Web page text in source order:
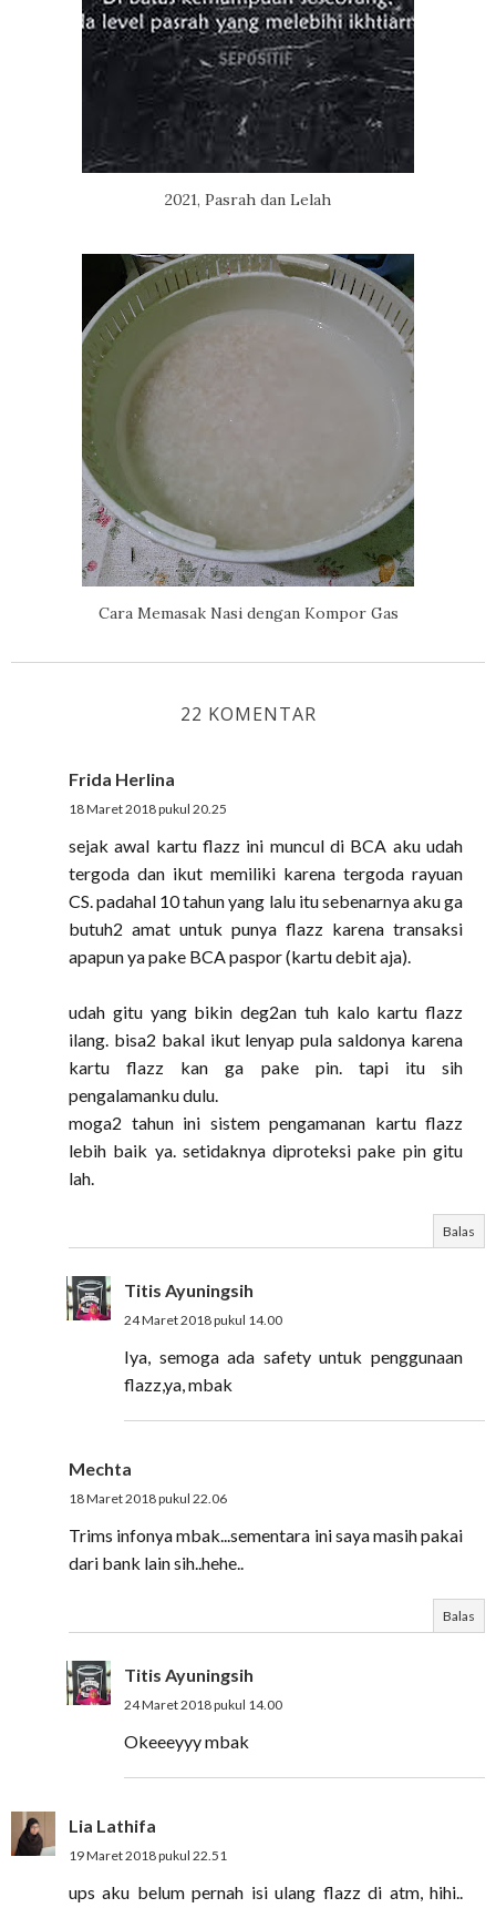
2021, Pasrah dan Lelah
Cara Memasak Nasi dengan Kompor Gas
22 KOMENTAR
Frida Herlina
18 Maret 2018 pukul 20.25
sejak awal kartu flazz ini muncul di BCA aku udah
tergoda dan ikut memiliki karena tergoda rayuan
CS. padahal 10 tahun yang lalu itu sebenarnya aku ga
butuh2 amat untuk punya flazz karena transaksi
apapun ya pake BCA paspor (kartu debit aja).
udah gitu yang bikin deg2an tuh kalo kartu flazz
ilang. bisa2 bakal ikut lenyap pula saldonya karena
kartu flazz kan ga pake pin. tapi itu sih
pengalamanku dulu.
moga2 tahun ini sistem pengamanan kartu flazz
lebih baik ya. setidaknya diproteksi pake pin gitu
lah.
Balas
Titis Ayuningsih
24 Maret 2018 pukul 14.00
Iya, semoga ada safety untuk penggunaan
flazz,ya, mbak
Mechta
18 Maret 2018 pukul 22.06
Trims infonya mbak...sementara ini saya masih pakai
dari bank lain sih..hehe..
Balas
Titis Ayuningsih
24 Maret 2018 pukul 14.00
Okeeeyyy mbak
Lia Lathifa
19 Maret 2018 pukul 22.51
ups aku belum pernah isi ulang flazz di atm, hihi..